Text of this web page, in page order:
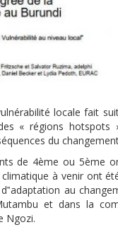
locale fait
« régions
du
de 4ème ou 5ème
à venir ont
au
et dans la
Ngozi.